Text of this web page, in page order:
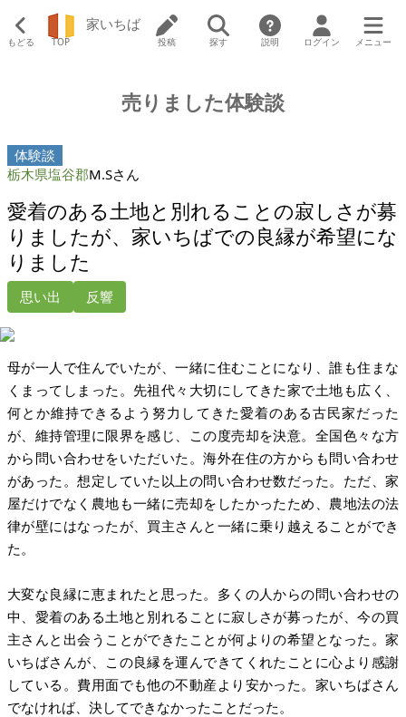
もどる TOP
家いちば
投稿 探す 説明 ログイン メニュー
売りました体験談
体験談
栃木県塩谷郡M.Sさん
愛着のある土地と別れることの寂しさが募
りましたが、家いちばでの良縁が希望にな
りました
思い出 反響
母が一人で住んでいたが、一緒に住むことになり、誰も住まな
くまってしまった。先祖代々大切にしてきた家で土地も広く、
何とか維持できるよう努力してきた愛着のある古民家だった
が、維持管理に限界を感じ、この度売却を決意。全国色々な方
から問い合わせをいただいた。海外在住の方からも問い合わせ
があった。想定していた以上の問い合わせ数だった。ただ、家
屋だけでなく農地も一緒に売却をしたかったため、農地法の法
律が壁にはなったが、買主さんと一緒に乗り越えることができ
た。
大変な良縁に恵まれたと思った。多くの人からの問い合わせの
中、愛着のある土地と別れることに寂しさが募ったが、今の買
主さんと出会うことができたことが何よりの希望となった。家
いちばさんが、この良縁を運んできてくれたことに心より感謝
している。費用面でも他の不動産より安かった。家いちばさん
でなければ、決してできなかったことだった。